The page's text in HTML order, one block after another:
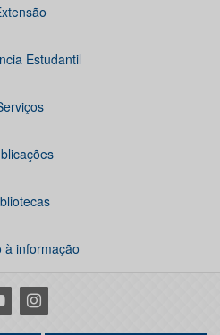
Estudantil
à informação
Instagram